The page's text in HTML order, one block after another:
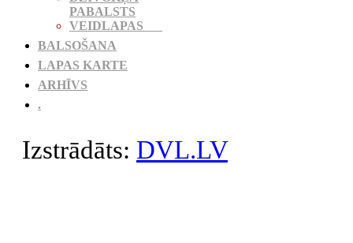
PABALSTS
VEIDLAPAS
BALSOŠANA
LAPAS KARTE
ARHĪVS
.
Izstrādāts: DVL.LV